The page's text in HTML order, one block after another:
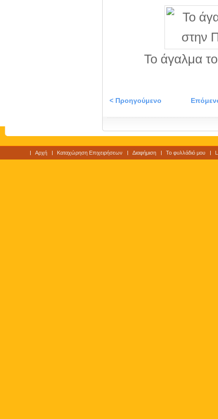
Το άγαλμα
< Προηγούμενο
Αρχή Καταχώρηση Επιχειρήσεων Διαφήμιση Το φυλλάδιό μου